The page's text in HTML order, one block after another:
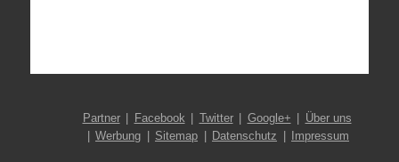
Partner Facebook Twitter Google+
Über uns
Werbung
Sitemap Datenschutz Impressum